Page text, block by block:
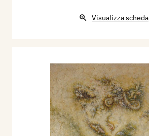
Visualizza scheda